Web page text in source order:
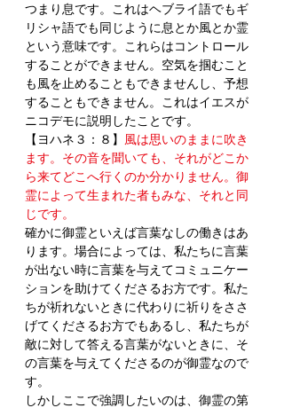
つまり息です。これはヘブライ語でもギ
リシャ語でも同じように息とか風とか霊
という意味です。これらはコントロール
することができません。空気を掴むこと
も風を止めることもできませんし、予想
することもできません。これはイエスが
ニコデモに説明したことです。
【ヨハネ３：８】 風は思いのままに吹き
ます。その音を聞いても、それがどこか
ら来てどこへ行くのか分かりません。御
霊によって生まれた者もみな、それと同
じです。
確かに御霊といえば言葉なしの働きはあ
ります。場合によっては、私たちに言葉
が出ない時に言葉を与えてコミュニケー
ションを助けてくださるお方です。私た
ちが祈れないときに代わりに祈りをささ
げてくださるお方でもあるし、私たちが
敵に対して答える言葉がないときに、そ
の言葉を与えてくださるのが御霊なので
す。
しかしここで強調したいのは、御霊の第